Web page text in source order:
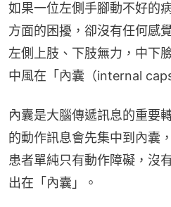
如果一位左側手腳動不好的
方面的困擾，卻沒有任何感
左側上肢、下肢無力，中下
中風在「內囊（internal
內囊是大腦傳遞訊息的重要
的動作訊息會先集中到內囊
患者單純只有動作障礙，沒
出在「內囊」。